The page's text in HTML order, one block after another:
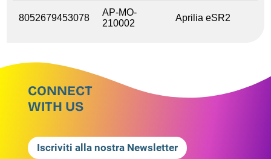
8052679453078
AP-MO-
210002
Aprilia eSR2
CONNECT
WITH US
Iscriviti alla nostra Newsletter